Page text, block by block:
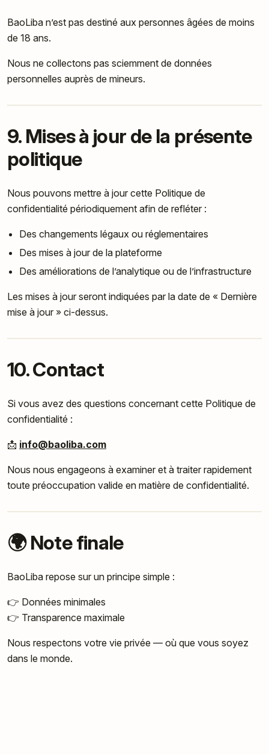
BaoLiba n’est pas destiné aux personnes âgées de moins
de 18 ans.
Nous ne collectons pas sciemment de données
personnelles auprès de mineurs.
9. Mises à jour de la présente
politique
Nous pouvons mettre à jour cette Politique de
confidentialité périodiquement afin de refléter :
Des changements légaux ou réglementaires
Des mises à jour de la plateforme
Des améliorations de l’analytique ou de l’infrastructure
Les mises à jour seront indiquées par la date de « Dernière
mise à jour » ci-dessus.
10. Contact
Si vous avez des questions concernant cette Politique de
confidentialité :
📩 info@baoliba.com
Nous nous engageons à examiner et à traiter rapidement
toute préoccupation valide en matière de confidentialité.
🌍 Note finale
BaoLiba repose sur un principe simple :
👉 Données minimales
👉 Transparence maximale
Nous respectons votre vie privée — où que vous soyez
dans le monde.